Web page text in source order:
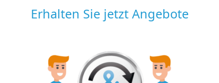
Erhalten Sie jetzt Angebote